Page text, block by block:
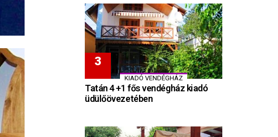
KIADÓ VENDÉGHÁZ
Tatán 4 +1 fős vendégház kiadó
üdülőövezetében